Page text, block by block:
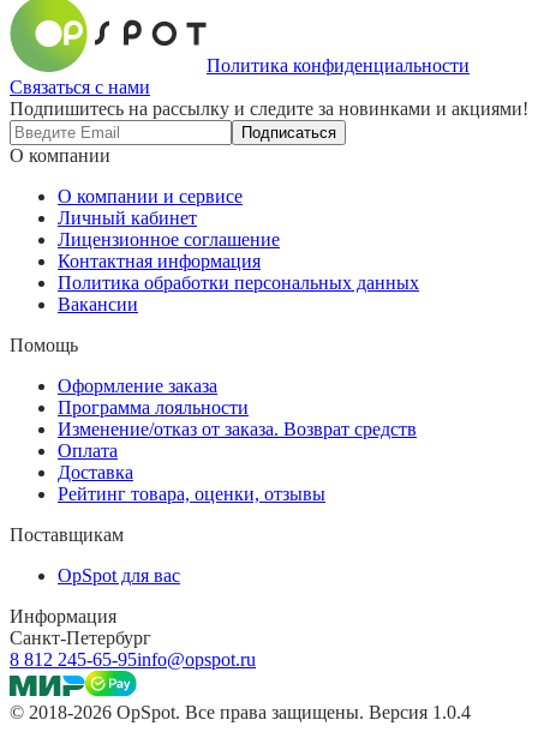
Политика конфиденциальности
Связаться с нами
Подпишитесь на рассылку и следите за новинками и акциями!
Подписаться
О компании
О компании и сервисе
Личный кабинет
Лицензионное соглашение
Контактная информация
Политика обработки персональных данных
Вакансии
Помощь
Оформление заказа
Программа лояльности
Изменение/отказ от заказа. Возврат средств
Оплата
Доставка
Рейтинг товара, оценки, отзывы
Поставщикам
OpSpot для вас
Информация
Санкт-Петербург
8 812 245-65-95info@opspot.ru
© 2018-2026 OpSpot. Все права защищены. Версия 1.0.4